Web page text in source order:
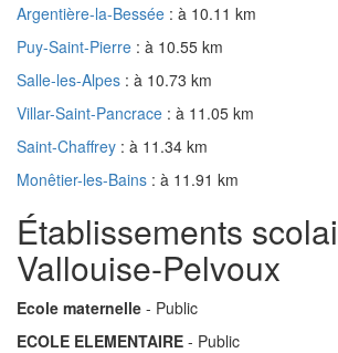
Argentière-la-Bessée : à 10.11 km
Puy-Saint-Pierre : à 10.55 km
Salle-les-Alpes : à 10.73 km
Villar-Saint-Pancrace : à 11.05 km
Saint-Chaffrey : à 11.34 km
Monêtier-les-Bains : à 11.91 km
Établissements
Vallouise-Pelvoux
Ecole maternelle - Public
ECOLE ELEMENTAIRE - Public